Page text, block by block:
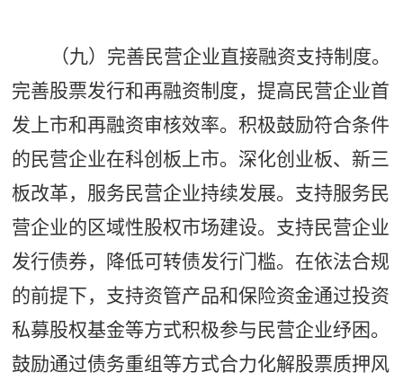
（九）完善民营企业直接融资支持制度。
完善股票发行和再融资制度，提高民营企业首
发上市和再融资审核效率。积极鼓励符合条件
的民营企业在科创板上市。深化创业板、新三
板改革，服务民营企业持续发展。支持服务民
营企业的区域性股权市场建设。支持民营企业
发行债券，降低可转债发行门槛。在依法合规
的前提下，支持资管产品和保险资金通过投资
私募股权基金等方式积极参与民营企业纾困。
鼓励通过债务重组等方式合力化解股票质押风